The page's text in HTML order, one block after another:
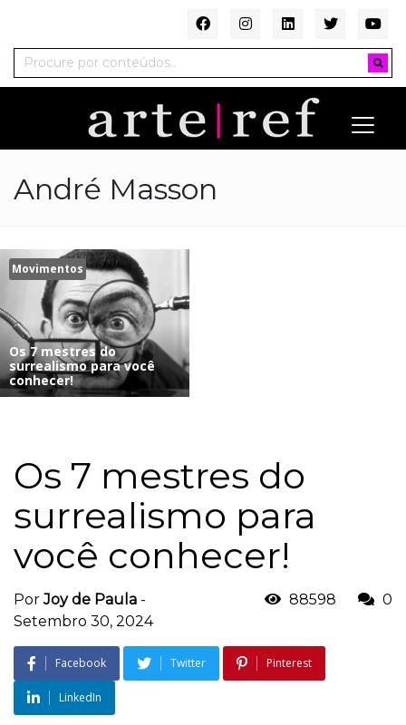
André Masson
Movimentos
Os 7 mestres do
surrealismo para você
conhecer!
Os 7 mestres do
surrealismo para
você conhecer!
PorJoy de Paula -
Setembro 30, 2024
88598 0
Facebook Twitter Pinterest
LinkedIn